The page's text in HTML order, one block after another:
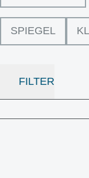
SPIEGEL
FILTER